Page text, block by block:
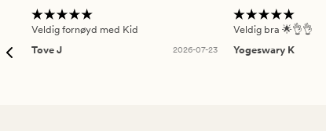
Veldig fornøyd med Kid
Tove J
2026-07-23
Veldig bra 🌟👌👌
Yogeswary K